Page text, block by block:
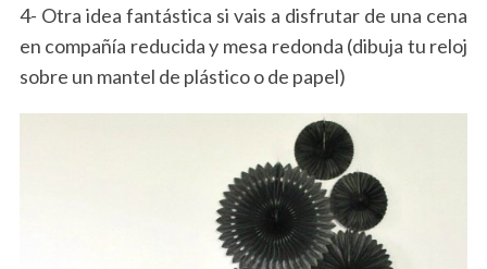
4- Otra idea fantástica si vais a disfrutar de una cena
en compañía reducida y mesa redonda (dibuja tu reloj
sobre un mantel de plástico o de papel)